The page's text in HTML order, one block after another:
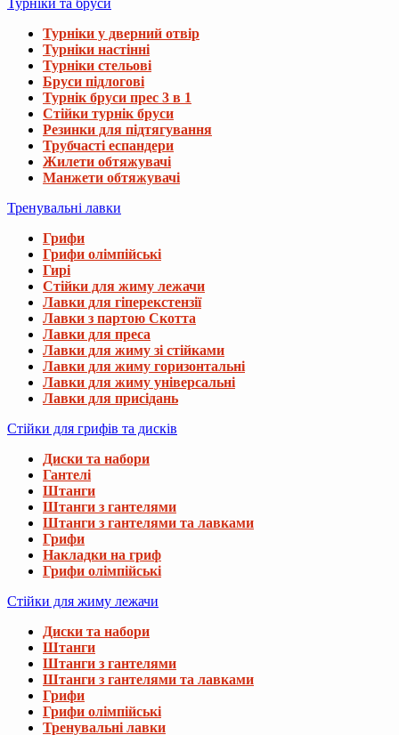
Турніки та бруси
Турніки у дверний отвір
Турніки настінні
Турніки стельові
Бруси підлогові
Турнік бруси прес 3 в 1
Стійки турнік бруси
Резинки для підтягування
Трубчасті еспандери
Жилети обтяжувачі
Манжети обтяжувачі
Тренувальні лавки
Грифи
Грифи олімпійські
Гирі
Стійки для жиму лежачи
Лавки для гіперекстензії
Лавки з партою Скотта
Лавки для преса
Лавки для жиму зі стійками
Лавки для жиму горизонтальні
Лавки для жиму універсальні
Лавки для присідань
Стійки для грифів та дисків
Диски та набори
Гантелі
Штанги
Штанги з гантелями
Штанги з гантелями та лавками
Грифи
Накладки на гриф
Грифи олімпійські
Стійки для жиму лежачи
Диски та набори
Штанги
Штанги з гантелями
Штанги з гантелями та лавками
Грифи
Грифи олімпійські
Тренувальні лавки